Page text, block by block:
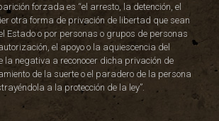
forzada es “el arresto, la detención, el
otra forma de privación de libertad que sean
Estado o por personas o grupos de personas
el apoyo o la aquiescencia del
la negativa a reconocer dicha privación de
de la suerte o el paradero de la persona
a la protección de la ley”.